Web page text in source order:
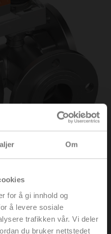
Om
for å gi innhold og
å levere sosiale
trafikken vår. Vi deler
du bruker nettstedet